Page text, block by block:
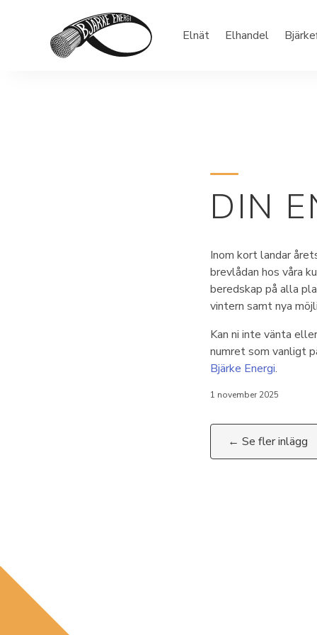
Elnät Elhandel
DIN
Inom kort landar
brevlådan hos våra
beredskap på alla
vintern samt nya
Kan ni inte vänta
numret som vanligt
Bjärke Energi.
1 november 2025
← Se fler inlägg